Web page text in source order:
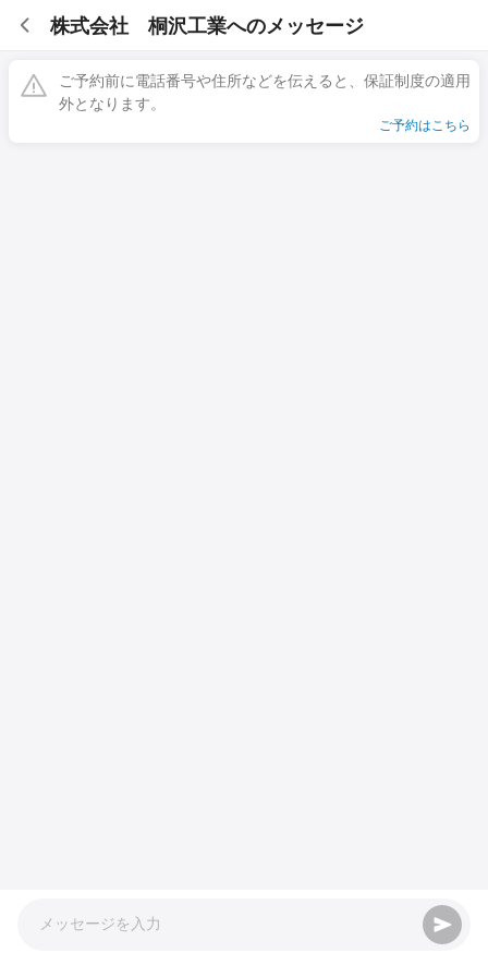
株式会社 桐沢工業へのメッセージ
ご予約前に電話番号や住所などを伝えると、保証制度の適用
外となります。
ご予約はこちら